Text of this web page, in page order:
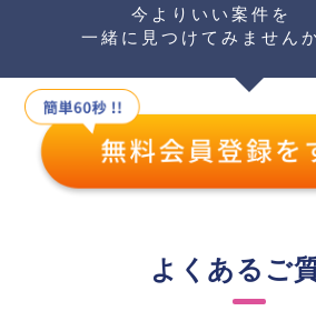
今よりいい案件を
一緒に見つけてみません
よくあるご